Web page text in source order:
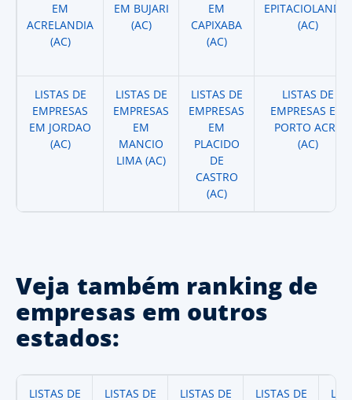
EM
ACRELANDIA
(AC)
EM BUJARI
(AC)
EM
CAPIXABA
(AC)
EPITACIOLANDIA
(AC)
LISTAS DE
EMPRESAS
EM JORDAO
(AC)
LISTAS DE
EMPRESAS
EM
MANCIO
LIMA (AC)
LISTAS DE
EMPRESAS
EM
PLACIDO
DE
CASTRO
(AC)
LISTAS DE
EMPRESAS EM
PORTO ACRE
(AC)
Veja também ranking de
empresas em outros
estados:
LISTAS DE
LISTAS DE
LISTAS DE
LISTAS DE